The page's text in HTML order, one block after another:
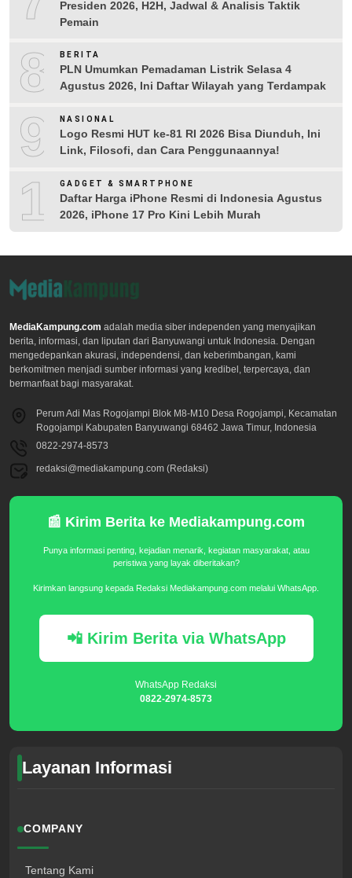
Presiden 2026, H2H, Jadwal & Analisis Taktik
Pemain
8 BERITA
PLN Umumkan Pemadaman Listrik Selasa 4
Agustus 2026, Ini Daftar Wilayah yang Terdampak
9 NASIONAL
Logo Resmi HUT ke-81 RI 2026 Bisa Diunduh, Ini
Link, Filosofi, dan Cara Penggunaannya!
10GADGET & SMARTPHONE
Daftar Harga iPhone Resmi di Indonesia Agustus
2026, iPhone 17 Pro Kini Lebih Murah
MediaKampung.com adalah media siber independen yang menyajikan
berita, informasi, dan liputan dari Banyuwangi untuk Indonesia. Dengan
mengedepankan akurasi, independensi, dan keberimbangan, kami
berkomitmen menjadi sumber informasi yang kredibel, terpercaya, dan
bermanfaat bagi masyarakat.
Perum Adi Mas Rogojampi Blok M8-M10 Desa Rogojampi, Kecamatan
Rogojampi Kabupaten Banyuwangi 68462 Jawa Timur, Indonesia
0822-2974-8573
redaksi@mediakampung.com (Redaksi)
📰 Kirim Berita ke Mediakampung.com
Punya informasi penting, kejadian menarik, kegiatan masyarakat, atau
peristiwa yang layak diberitakan?
Kirimkan langsung kepada Redaksi Mediakampung.com melalui WhatsApp.
📲 Kirim Berita via WhatsApp
WhatsApp Redaksi
0822-2974-8573
Layanan Informasi
COMPANY
Tentang Kami